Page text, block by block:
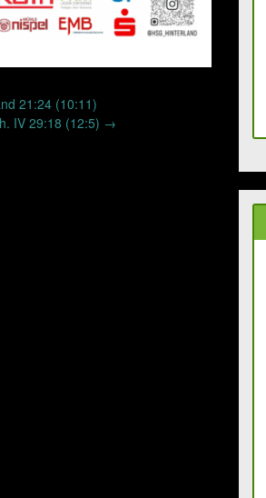
21:24 (10:11)
IV 29:18 (12:5) →